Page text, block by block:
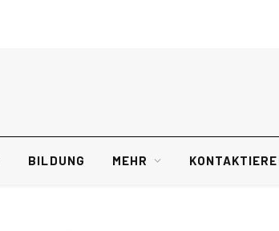
BILDUNG MEHR